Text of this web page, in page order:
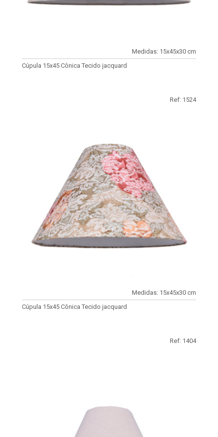
Medidas: 15x45x30 cm
Cúpula 15x45 Cônica Tecido jacquard
Ref: 1524
Medidas: 15x45x30 cm
Cúpula 15x45 Cônica Tecido jacquard
Ref: 1404